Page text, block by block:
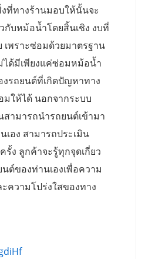
ที่ทางร้านมอบให้นั้นจะ
บหม้อน้ำโดยสิ้นเชิง งบที่
เพราะซ่อมด้วยมาตรฐาน
ด้มีเพียงแค่ซ่อมหม้อน้ำ
งรถยนต์ที่เกิดปัญหาทาง
ให้ได้ นอกจากระบบ
ามารถนำรถยนต์เข้ามา
เอง สามารถประเมิน
ง ลูกค้าจะรู้ทุกจุดเกี่ยว
ต์ของท่านเองเพื่อความ
ความโปร่งใสของทาง